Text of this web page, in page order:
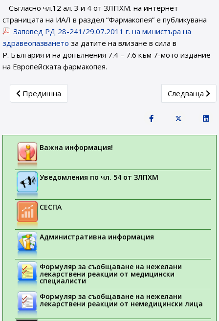
Съгласно чл.12 ал. 3 и 4 от ЗЛПХМ. на интернет
страницата на ИАЛ в раздел “Фармакопея” е публикувана
Заповед РД 28-241/29.07.2011 г. на министъра на
здравеопазването за датите на влизане в сила в
Р. България и на допълнения 7.4 – 7.6 към 7-мото издание
на Европейската фармакопея.
Previous article: Стандартни термини
Предишна Next article:
Следваща
Важна информация!
Уведомления по чл. 54 от ЗЛПХМ
СЕСПА
Административна информация
Формуляр за съобщаване на нежелани
лекарствени реакции от медицински
специалисти
Формуляр за съобщаване на нежелани
лекарствени реакции от немедицински лица